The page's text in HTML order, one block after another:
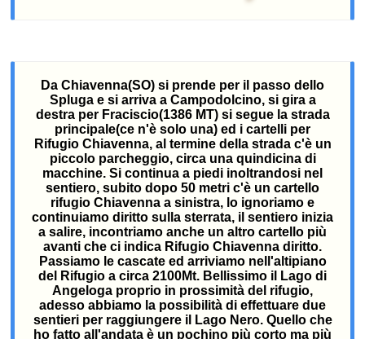
Da Chiavenna(SO) si prende per il passo dello
Spluga e si arriva a Campodolcino, si gira a
destra per Fraciscio(1386 MT) si segue la strada
principale(ce n'è solo una) ed i cartelli per
Rifugio Chiavenna, al termine della strada c'è un
piccolo parcheggio, circa una quindicina di
macchine. Si continua a piedi inoltrandosi nel
sentiero, subito dopo 50 metri c'è un cartello
rifugio Chiavenna a sinistra, lo ignoriamo e
continuiamo diritto sulla sterrata, il sentiero inizia
a salire, incontriamo anche un altro cartello più
avanti che ci indica Rifugio Chiavenna diritto.
Passiamo le cascate ed arriviamo nell'altipiano
del Rifugio a circa 2100Mt. Bellissimo il Lago di
Angeloga proprio in prossimità del rifugio,
adesso abbiamo la possibilità di effettuare due
sentieri per raggiungere il Lago Nero. Quello che
ho fatto all'andata è un pochino più corto ma più